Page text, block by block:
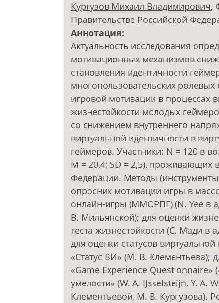
Кургузов Михаил Владимирович,
Правительстве Российской
Аннотация:
Актуальность исследования
мотивационных механизмов
становления идентичности
многопользовательских
игровой мотивации в процессах
жизнестойкости молодых
со снижением внутреннего
виртуальной идентичности в
геймеров. Участники: N = 120 в
M = 20,4; SD = 2,5), проживающих
Федерации. Методы
опросник мотивации игры в
онлайн-игры (ММОРПГ) (N. Yee в
В. Мильянской); для оценки
теста жизнестойкости (С. Мади в
для оценки статусов
«Статус ВИ» (М. В. Клементьева);
«Game Experience Questionnaire»
умелости» (W. A. IJsselsteijn, Y. A.
Клементьевой, М. В. Кургузова).